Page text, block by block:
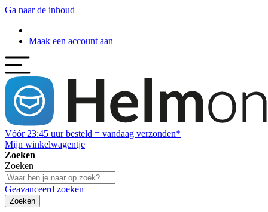
Ga naar de inhoud
Maak een account aan
Vóór 23:45 uur besteld = vandaag verzonden*
Mijn winkelwagentje
Zoeken
Zoeken
Geavanceerd zoeken
Zoeken